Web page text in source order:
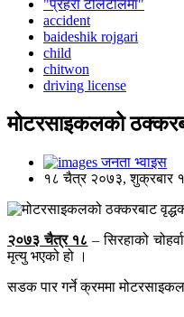
"प्रहरी टोलटोलमा"
accident
baideshik rojgari
child
chitwon
driving license
मोटरसाइकलको
जनता भ्वाइस
१८ चैत्र २०७३, शुक्रबार
२०७३ चैत्र १८ – सिरहाको
मृत्यु भएको हो ।
सडक पार गर्ने क्रममा